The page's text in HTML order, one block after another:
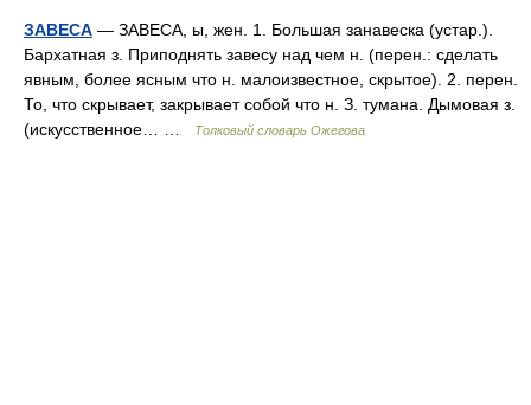
ЗАВЕСА — ЗАВЕСА, ы, жен. 1. Большая занавеска (устар.).
Бархатная з. Приподнять завесу над чем н. (перен.: сделать
явным, более ясным что н. малоизвестное, скрытое). 2. перен.
То, что скрывает, закрывает собой что н. З. тумана. Дымовая з.
(искусственное… …
Толковый словарь Ожегова